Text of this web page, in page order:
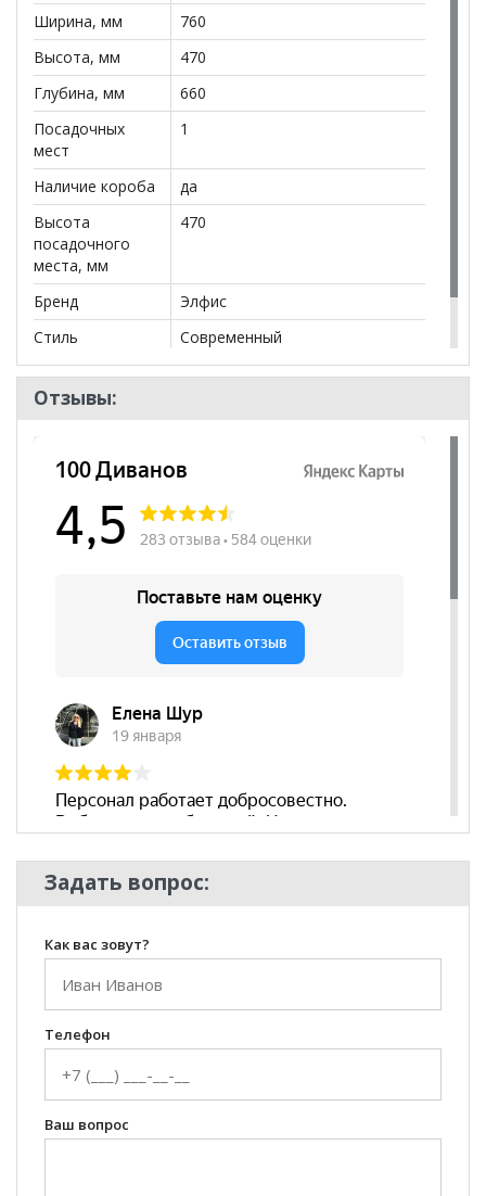
Ширина, мм
760
Высота, мм
470
Глубина, мм
660
Посадочных
мест
1
Наличие короба
да
Высота
посадочного
места, мм
470
Бренд
Элфис
Стиль
Современный
Комната
Гостиная
Отзывы:
Задать вопрос:
Как вас зовут?
Телефон
Ваш вопрос